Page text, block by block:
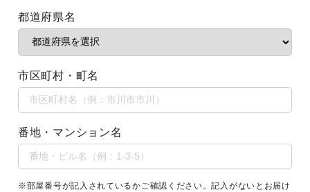
都道府県名
市区町村・町名
番地・マンション名
※部屋番号が記入されているかご確認ください。記入がないとお届け